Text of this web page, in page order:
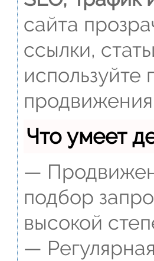
сайта
ссылки,
Что умеет
—
подбор
высокой
—